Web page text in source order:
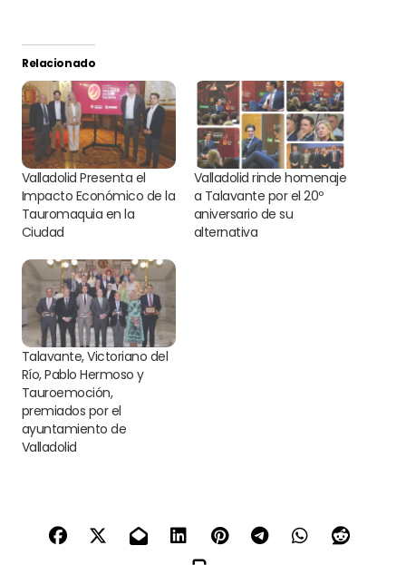
Relacionado
Valladolid Presenta el
Impacto Económico de la
Tauromaquia en la
Ciudad
Valladolid rinde homenaje
a Talavante por el 20º
aniversario de su
alternativa
Talavante, Victoriano del
Río, Pablo Hermoso y
Tauroemoción,
premiados por el
ayuntamiento de
Valladolid